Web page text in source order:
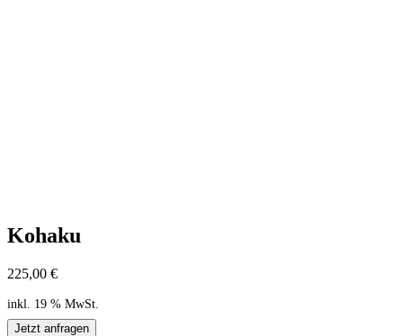
Kohaku
225,00 €
inkl. 19 % MwSt.
Jetzt anfragen